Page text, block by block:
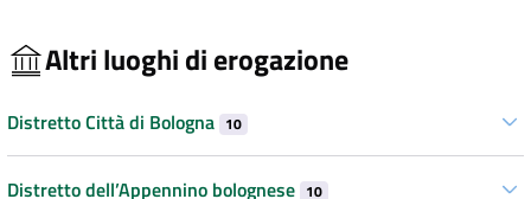
Altri luoghi di erogazione
Distretto Città di Bologna 10
Distretto dell’Appennino bolognese 10